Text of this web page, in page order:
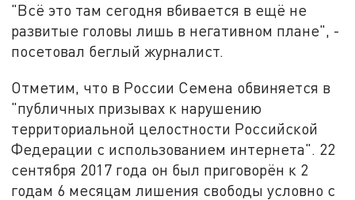
"Всё это там сегодня вбивается в ещё не
развитые головы лишь в негативном плане", -
посетовал беглый журналист.
Отметим, что в России Семена обвиняется в
"публичных призывах к нарушению
территориальной целостности Российской
Федерации с использованием интернета". 22
сентября 2017 года он был приговорён к 2
годам 6 месяцам лишения свободы условно с